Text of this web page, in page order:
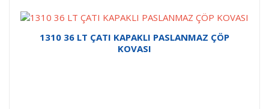
1310 36 LT ÇATI KAPAKLI PASLANMAZ ÇÖP
KOVASI